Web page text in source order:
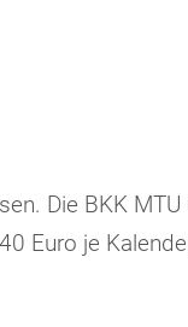
Die BKK
Euro je